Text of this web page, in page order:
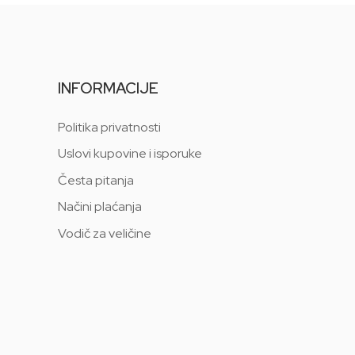
INFORMACIJE
Politika privatnosti
Uslovi kupovine i isporuke
Česta pitanja
Načini plaćanja
Vodič za veličine